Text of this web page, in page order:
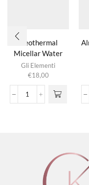
Geothermal
Micellar Water
Gli Elementi
€18,00
Geothermal